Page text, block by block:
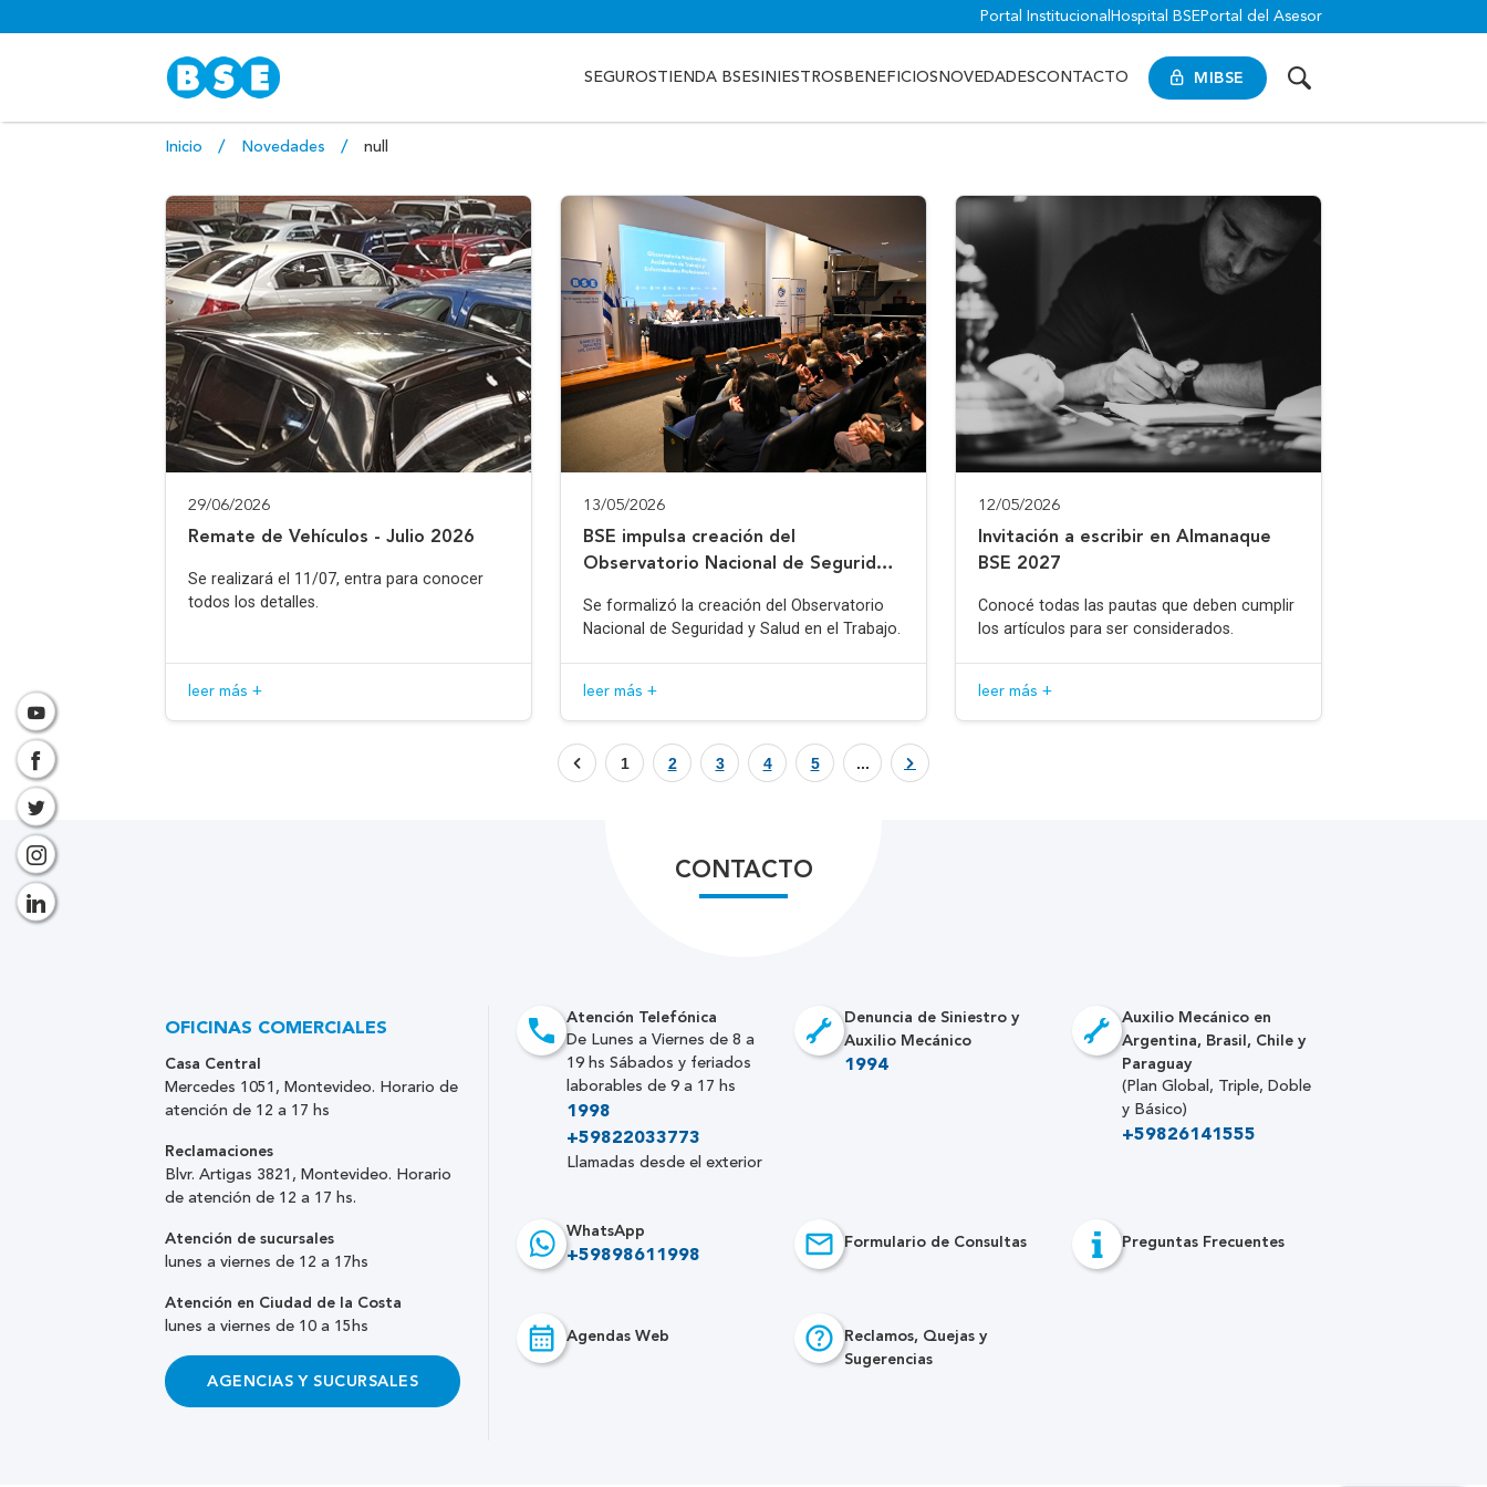
Portal Institucional Hospital BSE Portal del Asesor
MIBSE
SEGUROSTIENDA BSESINIESTROS BENEFICIOS NOVEDADESCONTACTO
Inicio Novedades null
29/06/2026
Remate de Vehículos - Julio 2026
Se realizará el 11/07, entra para conocer
todos los detalles.
leer más +
13/05/2026
BSE impulsa creación del
Observatorio Nacional de Seguridad
Se formalizó la creación del Observatorio
Nacional de Seguridad y Salud en el Trabajo.
leer más +
12/05/2026
Invitación a escribir en Almanaque
BSE 2027
Conocé todas las pautas que deben cumplir
los artículos para ser considerados.
leer más +
1 2 3 4 5 ...
CONTACTO
Atención Telefónica
De Lunes a Viernes de 8 a
19 hs Sábados y feriados
laborables de 9 a 17 hs
1998
+59822033773
Llamadas desde el exterior
Denuncia de Siniestro y
Auxilio Mecánico
1994
Auxilio Mecánico en
Argentina, Brasil, Chile y
Paraguay
(Plan Global, Triple, Doble
y Básico)
+59826141555
WhatsApp
+59898611998
Formulario de Consultas Preguntas Frecuentes
Agendas Web
Reclamos, Quejas y
Sugerencias
OFICINAS COMERCIALES
Casa Central
Mercedes 1051, Montevideo. Horario de
atención de 12 a 17 hs
Reclamaciones
Blvr. Artigas 3821, Montevideo. Horario
de atención de 12 a 17 hs.
Atención de sucursales
lunes a viernes de 12 a 17hs
Atención en Ciudad de la Costa
lunes a viernes de 10 a 15hs
AGENCIAS Y SUCURSALES